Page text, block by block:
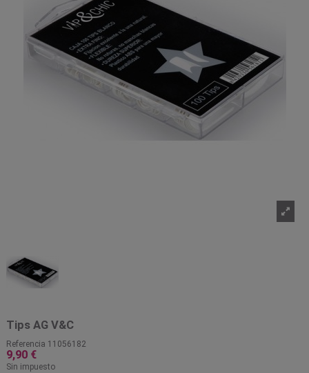
Tips AG V&C
Referencia 11056182
9,90 €
Sin impuesto